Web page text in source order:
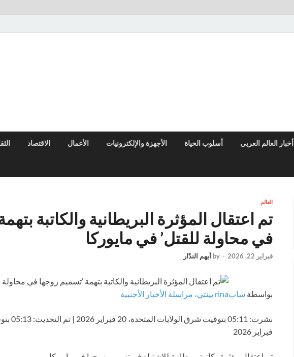
أخبار العالم العربي أسلوب الحياة الأجهزة والإلكترونيات الأعمال الاقتصاد
العالم
تم اعتقال المؤثرة البريطانية والكاتبة
في محاولة للقتل’ في مايوركا
فبراير 22, 2026 -
by أيهم الندّار
بواسطة سابrina بينتي، مراسلة الأخبار الأجنبية
نشرت: 05:11 بتوقيت شرق الولايات المتحدة، 20 فبراير 2026 | تم التحديث:
فبراير 2026